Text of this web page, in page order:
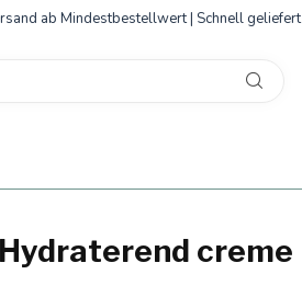
ab Mindestbestellwert | Schnell geliefert
creme